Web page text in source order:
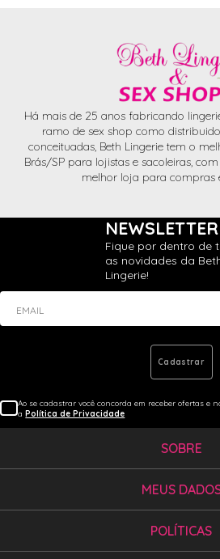
Há mais de 25 anos fabricando
ramo de sex shop como
conceituadas, Beth Lingerie tem o
Brás/SP para lojistas e sacoleiras,
melhor loja para compras
NEWSLETTER
Fique por dentro de
as novidades da
Lingerie!
EMAIL
Cadastrar
Ao se cadastrar você concorda em receber ofertas e
aPolítica de Privacidade
SOBRE
MEUS
POLÍTICAS